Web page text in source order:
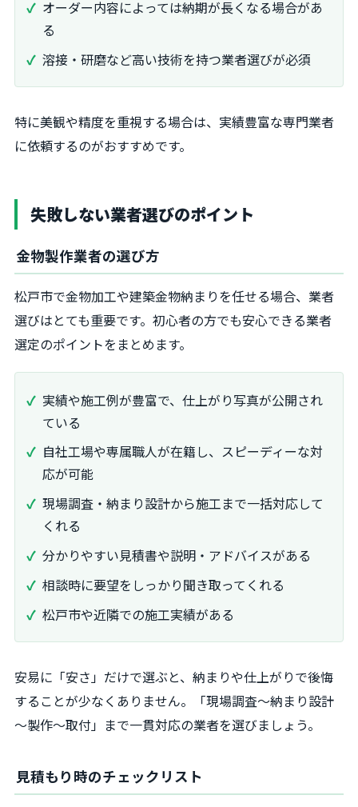
オーダー内容によっては納期が長くなる場合があ
る
溶接・研磨など高い技術を持つ業者選びが必須
特に美観や精度を重視する場合は、実績豊富な専門業者
に依頼するのがおすすめです。
失敗しない業者選びのポイント
金物製作業者の選び方
松戸市で金物加工や建築金物納まりを任せる場合、業者
選びはとても重要です。初心者の方でも安心できる業者
選定のポイントをまとめます。
実績や施工例が豊富で、仕上がり写真が公開され
ている
自社工場や専属職人が在籍し、スピーディーな対
応が可能
現場調査・納まり設計から施工まで一括対応して
くれる
分かりやすい見積書や説明・アドバイスがある
相談時に要望をしっかり聞き取ってくれる
松戸市や近隣での施工実績がある
安易に「安さ」だけで選ぶと、納まりや仕上がりで後悔
することが少なくありません。「現場調査～納まり設計
～製作～取付」まで一貫対応の業者を選びましょう。
見積もり時のチェックリスト